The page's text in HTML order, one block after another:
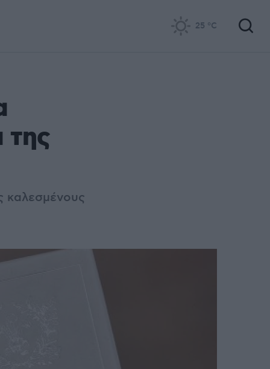
25 °C
της
καλεσμένους